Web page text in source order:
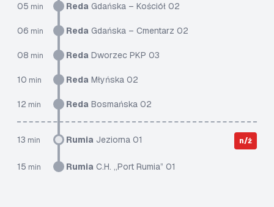
05 min Reda Gdańska – Kościół 02
06 min Reda Gdańska – Cmentarz 02
08 min Reda Dworzec PKP 03
10 min Reda Młyńska 02
12 min Reda Bosmańska 02
13 min Rumia Jeziorna 01 n/ż
15 min Rumia C.H. „Port Rumia” 01